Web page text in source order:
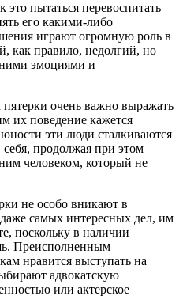
это пытаться перевоспитать
его какими-либо
играют огромную роль в
как правило, недолгий, но
эмоциями и
очень важно выражать
их поведение кажется
эти люди сталкиваются
продолжая при этом
человеком, который не
не особо вникают в
самых интересных дел, им
поскольку в наличии
Преисполненным
нравится выступать на
адвокатскую
или актерское